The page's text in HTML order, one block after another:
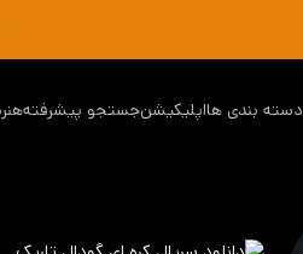
دسته بندی هااپلیکیشنجستجو پیشرفته